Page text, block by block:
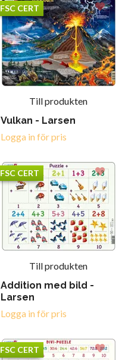
FSC CERT
Till produkten
Vulkan - Larsen
Logga in för pris
FSC CERT
Till produkten
Addition med bild -
Larsen
Logga in för pris
FSC CERT